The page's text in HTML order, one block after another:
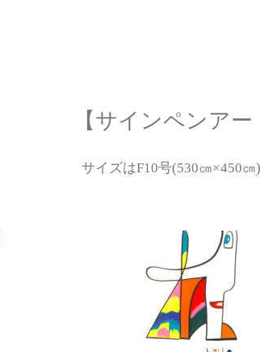
【サインペンアー
サイズはF10号(530㎝×450㎝